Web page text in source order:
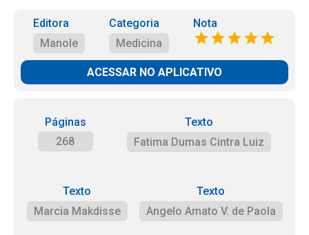
Editora
Manole
Categoria
Medicina
Nota
ACESSAR NO APLICATIVO
Páginas
268
Texto
Fatima Dumas Cintra Luiz
Texto
Marcia Makdisse
Texto
Angelo Amato V. de Paola